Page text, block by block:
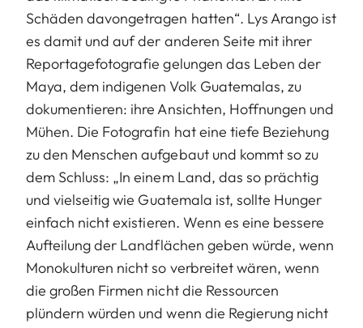
Schäden davongetragen hatten“. Lys Arango ist
es damit und auf der anderen Seite mit ihrer
Reportagefotografie gelungen das Leben der
Maya, dem indigenen Volk Guatemalas, zu
dokumentieren: ihre Ansichten, Hoffnungen und
Mühen. Die Fotografin hat eine tiefe Beziehung
zu den Menschen aufgebaut und kommt so zu
dem Schluss: „In einem Land, das so prächtig
und vielseitig wie Guatemala ist, sollte Hunger
einfach nicht existieren. Wenn es eine bessere
Aufteilung der Landflächen geben würde, wenn
Monokulturen nicht so verbreitet wären, wenn
die großen Firmen nicht die Ressourcen
plündern würden und wenn die Regierung nicht